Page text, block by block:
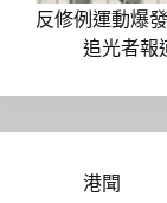
反修例運動爆
追光者報
港聞